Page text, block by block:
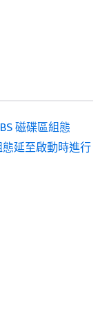
磁碟區組態
延至啟動時進行